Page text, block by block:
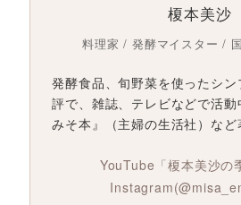
榎本美沙
料理家 / 発酵マイスター /
発酵食品、旬野菜を使ったシ
評で、雑誌、テレビなどで活
みそ本』（主婦の生活社）など
YouTube「榎本美沙の